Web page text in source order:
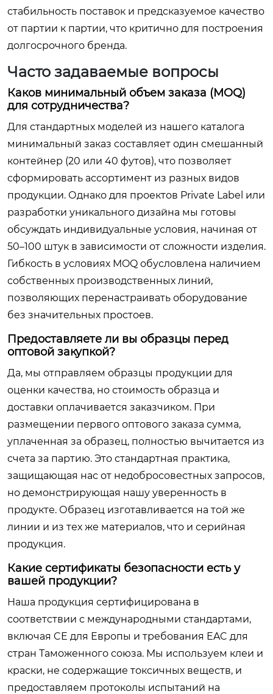
стабильность поставок и предсказуемое качество
от партии к партии, что критично для построения
долгосрочного бренда.
Часто задаваемые вопросы
Каков минимальный объем заказа (MOQ)
для сотрудничества?
Для стандартных моделей из нашего каталога
минимальный заказ составляет один смешанный
контейнер (20 или 40 футов), что позволяет
сформировать ассортимент из разных видов
продукции. Однако для проектов Private Label или
разработки уникального дизайна мы готовы
обсуждать индивидуальные условия, начиная от
50–100 штук в зависимости от сложности изделия.
Гибкость в условиях MOQ обусловлена наличием
собственных производственных линий,
позволяющих перенастраивать оборудование
без значительных простоев.
Предоставляете ли вы образцы перед
оптовой закупкой?
Да, мы отправляем образцы продукции для
оценки качества, но стоимость образца и
доставки оплачивается заказчиком. При
размещении первого оптового заказа сумма,
уплаченная за образец, полностью вычитается из
счета за партию. Это стандартная практика,
защищающая нас от недобросовестных запросов,
но демонстрирующая нашу уверенность в
продукте. Образец изготавливается на той же
линии и из тех же материалов, что и серийная
продукция.
Какие сертификаты безопасности есть у
вашей продукции?
Наша продукция сертифицирована в
соответствии с международными стандартами,
включая CE для Европы и требования EAC для
стран Таможенного союза. Мы используем клеи и
краски, не содержащие токсичных веществ, и
предоставляем протоколы испытаний на